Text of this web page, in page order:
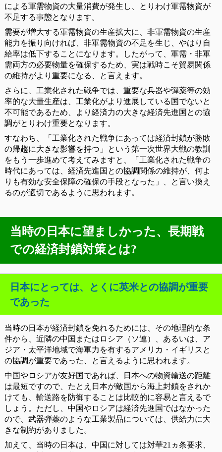
による軍需物資の大量消費が発生し、とりわけ軍需物資が
不足する事態となります。
需要が増大する軍需物資の生産拡大に、非軍需物資の生産
能力を振り向ければ、非軍需物資の不足を生じ、やはり自
給率は低下することになります。したがって、軍需・非軍
需両方の必要物量を確保するため、実は戦時こそ貿易関係
の維持がより重要になる、と言えます。
さらに、工業化された戦争では、重要な兵器や弾薬等の効
率的な大量生産は、工業化がより進展している国でないと
不可能であるため、より経済力の大きな経済先進国との協
調がとりわけ重要となります。
すなわち、「工業化された戦争にあっては経済封鎖が勝敗
の帰趨に大きな影響を持つ」という第一次世界大戦の教訓
をもう一歩進めて考えてみますと、「工業化された戦争の
時代にあっては、経済先進国との協調関係の維持が、何よ
りも有効な安全保障の確保の手段となった」、と言い換え
るのが適切であるように思われます。
当時の日本に望ましかった、長期戦
での経済封鎖対策とは?
日本にとっては、とくに英米との協調が重要
であった
当時の日本が経済封鎖を免れるためには、その地理的な条
件から、近隣の中国またはロシア（ソ連）、あるいは、ア
ジア・太平洋地域で海軍力を有するアメリカ・イギリスと
の協調が重要であった、と言えるように思われます。
中国やロシアが友好国であれば、日本への物資輸送の距離
は最短ですので、たとえ日本が敵国から海上封鎖をされか
けても、輸送路を防御することは比較的に容易と言えるで
しょう。ただし、中国やロシアは経済先進国ではなかった
ので、武器弾薬のような工業製品については、供給力に大
きな制約がありました。
加えて、当時の日本は、中国に対しては対華21ヵ条要求、